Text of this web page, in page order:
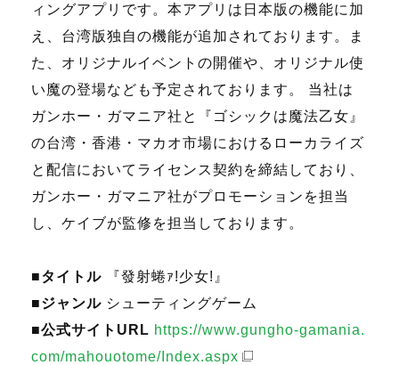
ィングアプリです。本アプリは日本版の機能に加
え、台湾版独自の機能が追加されております。ま
た、オリジナルイベントの開催や、オリジナル使
い魔の登場なども予定されております。 当社は
ガンホー・ガマニア社と『ゴシックは魔法乙女』
の台湾・香港・マカオ市場におけるローカライズ
と配信においてライセンス契約を締結しており、
ガンホー・ガマニア社がプロモーションを担当
し、ケイブが監修を担当しております。
■タイトル 『發射蜷ｧ!少女!』
■ジャンル シューティングゲーム
■公式サイトURL https://www.gungho-gamania.
com/mahouotome/Index.aspx